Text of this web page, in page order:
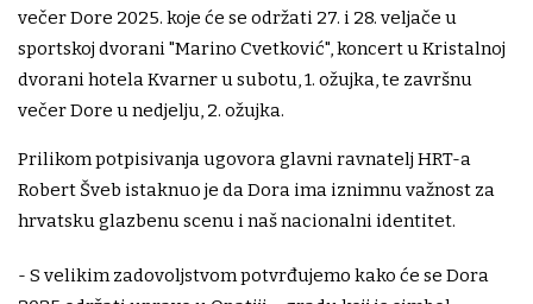
večer Dore 2025. koje će se održati 27. i 28. veljače u
sportskoj dvorani "Marino Cvetković", koncert u Kristalnoj
dvorani hotela Kvarner u subotu, 1. ožujka, te završnu
večer Dore u nedjelju, 2. ožujka.
Prilikom potpisivanja ugovora glavni ravnatelj HRT-a
Robert Šveb istaknuo je da Dora ima iznimnu važnost za
hrvatsku glazbenu scenu i naš nacionalni identitet.
- S velikim zadovoljstvom potvrđujemo kako će se Dora